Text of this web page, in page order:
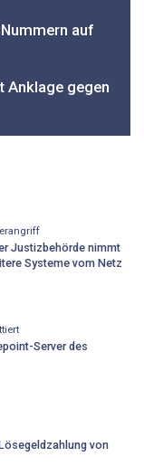
auf
Anklage gegen
Justizbehörde nimmt
Systeme vom Netz
Server des
von